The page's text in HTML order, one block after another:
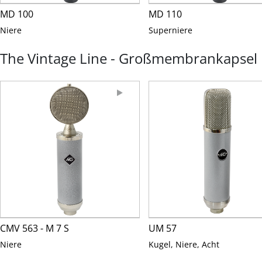
MD 100
Niere
MD 110
Superniere
The Vintage Line -
CMV 563 - M 7 S
Niere
UM 57
Kugel, Niere, Acht